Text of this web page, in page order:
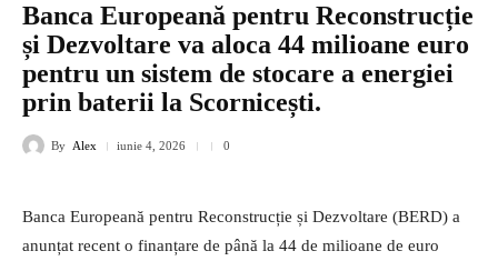
Banca Europeană pentru Reconstrucție
și Dezvoltare va aloca 44 milioane euro
pentru un sistem de stocare a energiei
prin baterii la Scornicești.
By Alex iunie 4, 2026 0
Banca Europeană pentru Reconstrucție și Dezvoltare (BERD) a
anunțat recent o finanțare de până la 44 de milioane de euro